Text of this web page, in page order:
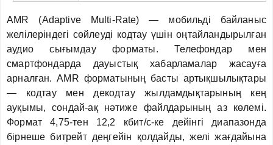
AMR (Adaptive Multi-Rate) — мобильді байланыс
желілеріндегі сөйлеуді кодтау үшін оңтайландырылған
аудио сығымдау форматы. Телефондар мен
смартфондарда дауыстық хабарламалар жасауға
арналған. AMR форматының басты артықшылықтары
— кодтау мен декодтау жылдамдықтарының кең
ауқымы, сондай-ақ нәтиже файлдарының аз көлемі.
Формат 4,75-тен 12,2 кбит/с-ке дейінгі диапазонда
бірнеше битрейт деңгейін қолдайды, желі жағдайына